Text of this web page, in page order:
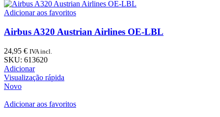
Adicionar aos favoritos
Airbus A320 Austrian Airlines OE-LBL
24,95 € IVA incl.
SKU: 613620
Adicionar
Visualização rápida
Novo
Adicionar aos favoritos